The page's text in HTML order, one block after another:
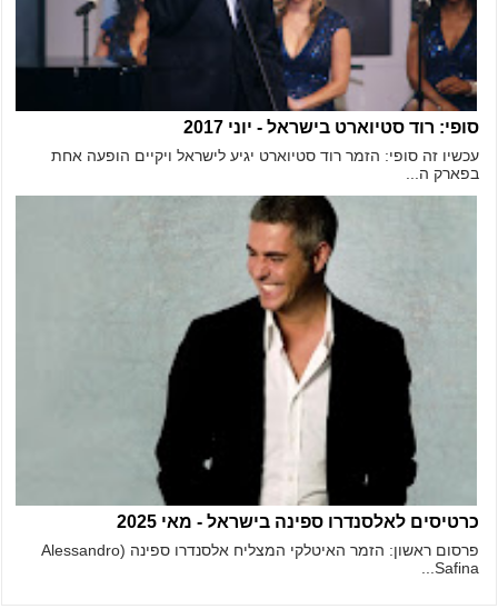
סופי: רוד סטיוארט בישראל - יוני 2017
עכשיו זה סופי: הזמר רוד סטיוארט יגיע לישראל ויקיים הופעה אחת
בפארק ה...
כרטיסים לאלסנדרו ספינה בישראל - מאי 2025
פרסום ראשון: הזמר האיטלקי המצליח אלסנדרו ספינה (Alessandro
Safina...